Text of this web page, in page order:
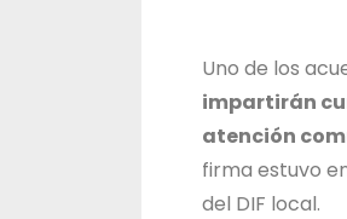
Uno de los
impartirán
atención
firma estuvo
del DIF local.